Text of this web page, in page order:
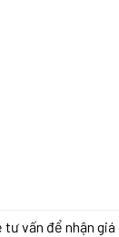
vấn để nhận giá